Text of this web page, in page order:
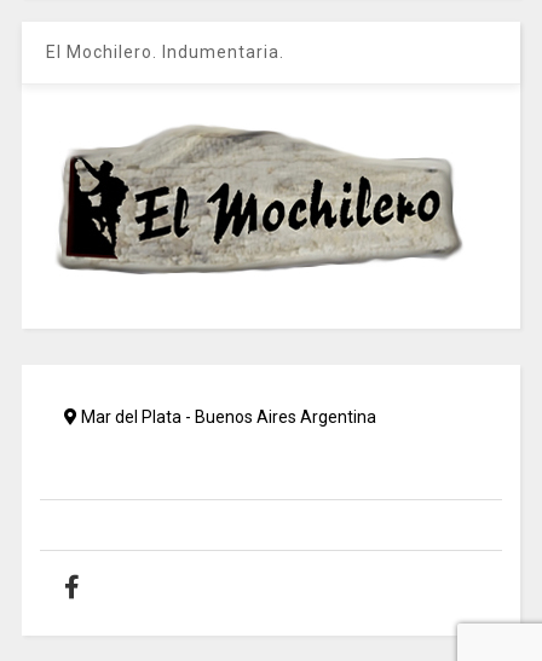
El Mochilero. Indumentaria.
Mar del Plata - Buenos Aires Argentina